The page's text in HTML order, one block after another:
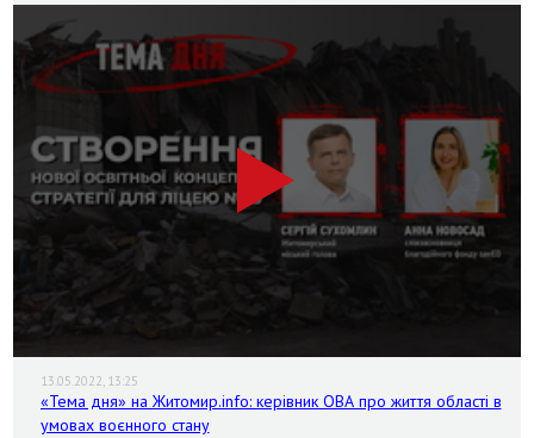
13.05.2022, 13:25
«Тема дня» на Житомир.info: керівник ОВА про життя області в
умовах воєнного стану